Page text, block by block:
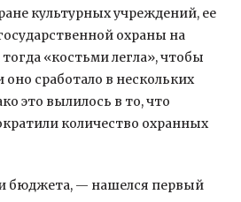
культурных учреждений, ее
охраны на
«костьми легла», чтобы
сработало в нескольких
это вылилось в то, что
количество охранных
бюджета, — нашелся первый